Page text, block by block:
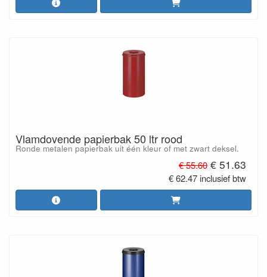
Vlamdovende papierbak 50 ltr rood
Ronde metalen papierbak uit één kleur of met zwart deksel.
€ 55.60 € 51.63
€ 62.47 inclusief btw